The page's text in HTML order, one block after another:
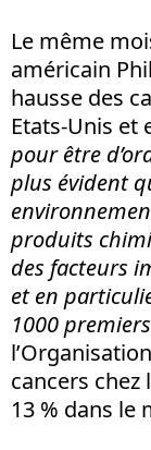
Le même
américain
hausse des
Etats-Unis et
pour être
plus évident
produits
des facteurs
et en
1000
cancers
13 % dans le